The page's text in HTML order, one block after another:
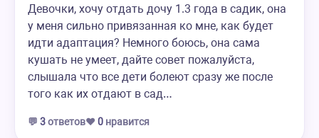
Девочки, хочу отдать дочу 1.3 года в садик, она
у меня сильно привязанная ко мне, как будет
идти адаптация? Немного боюсь, она сама
кушать не умеет, дайте совет пожалуйста,
слышала что все дети болеют сразу же после
того как их отдают в сад…
💬 3ответов❤️ 0 нравится